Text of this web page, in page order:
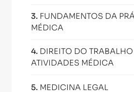
3. FUNDAMENTOS DA
MÉDICA
4. DIREITO DO TRABALHO
ATIVIDADES MÉDICA
5. MEDICINA LEGAL